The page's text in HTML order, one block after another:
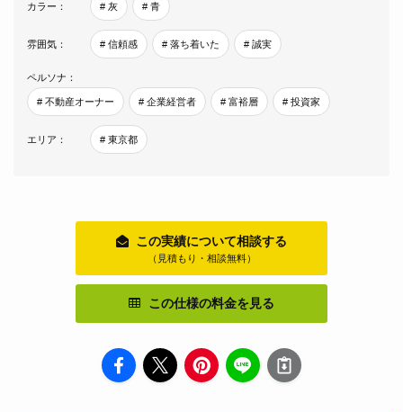
カラー： # 灰 # 青
雰囲気： # 信頼感 # 落ち着いた # 誠実
ペルソナ：
# 不動産オーナー # 企業経営者 # 富裕層 # 投資家
エリア： # 東京都
この実績について相談する
（見積もり・相談無料）
この仕様の料金を見る